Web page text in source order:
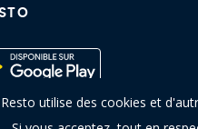
utilise des cookies et